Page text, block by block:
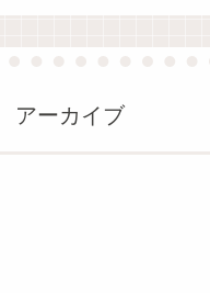
アーカイブ